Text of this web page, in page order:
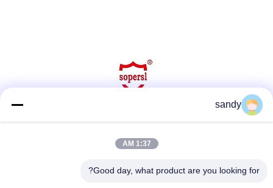
sandy
1:37 AM
Good day, what product are you looking for?